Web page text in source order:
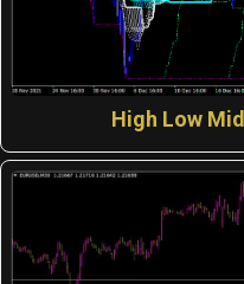
High Low